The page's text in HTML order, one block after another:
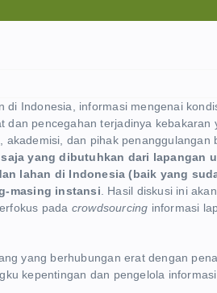
Indonesia, informasi mengenai
pencegahan terjadinya kebakaran
dan pihak penanggulangan
yang dibutuhkan dari lapangan
lahan di Indonesia (baik yang
masing instansi . Hasil diskusi ini
pada crowdsourcing informasi
yang berhubungan erat dengan
kepentingan dan pengelola